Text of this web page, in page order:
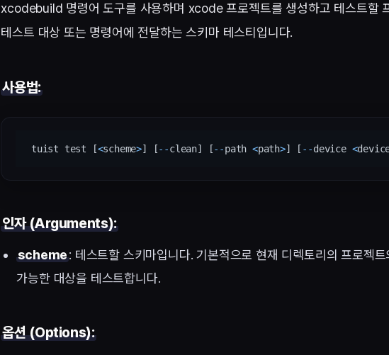
xcodebuild 명령어 도구를 사용하며 xcode 프로젝트를 생성하고 테스트할
테스트 대상 또는 명령어에 전달하는 스키마 테스티입니다.
사용법:
tuist test [<scheme>] [--clean] [--path <path>] [ --device <
인자 (Arguments):
scheme: 테스트할 스키마입니다. 기본적으로 현재 디렉토리의 프로젝
가능한 대상을 테스트합니다.
옵션 (Options):